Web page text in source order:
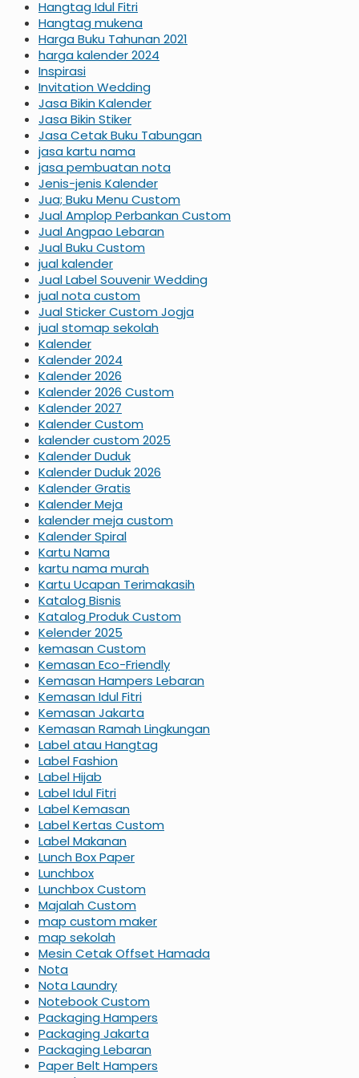
Hangtag Idul Fitri
Hangtag mukena
Harga Buku Tahunan 2021
harga kalender 2024
Inspirasi
Invitation Wedding
Jasa Bikin Kalender
Jasa Bikin Stiker
Jasa Cetak Buku Tabungan
jasa kartu nama
jasa pembuatan nota
Jenis-jenis Kalender
Jua; Buku Menu Custom
Jual Amplop Perbankan Custom
Jual Angpao Lebaran
Jual Buku Custom
jual kalender
Jual Label Souvenir Wedding
jual nota custom
Jual Sticker Custom Jogja
jual stomap sekolah
Kalender
Kalender 2024
Kalender 2026
Kalender 2026 Custom
Kalender 2027
Kalender Custom
kalender custom 2025
Kalender Duduk
Kalender Duduk 2026
Kalender Gratis
Kalender Meja
kalender meja custom
Kalender Spiral
Kartu Nama
kartu nama murah
Kartu Ucapan Terimakasih
Katalog Bisnis
Katalog Produk Custom
Kelender 2025
kemasan Custom
Kemasan Eco-Friendly
Kemasan Hampers Lebaran
Kemasan Idul Fitri
Kemasan Jakarta
Kemasan Ramah Lingkungan
Label atau Hangtag
Label Fashion
Label Hijab
Label Idul Fitri
Label Kemasan
Label Kertas Custom
Label Makanan
Lunch Box Paper
Lunchbox
Lunchbox Custom
Majalah Custom
map custom maker
map sekolah
Mesin Cetak Offset Hamada
Nota
Nota Laundry
Notebook Custom
Packaging Hampers
Packaging Jakarta
Packaging Lebaran
Paper Belt Hampers